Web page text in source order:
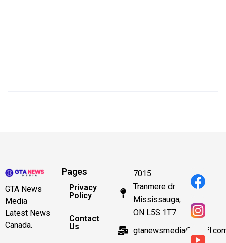
GTA News
Media
Latest News
Canada.
Pages
Privacy
Policy
Contact
Us
7015
Tranmere dr
Mississauga,
ON L5S 1T7